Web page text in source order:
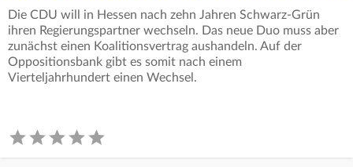
Die CDU will in Hessen nach zehn Jahren Schwarz-Grün
ihren Regierungspartner wechseln. Das neue Duo muss aber
zunächst einen Koalitionsvertrag aushandeln. Auf der
Oppositionsbank gibt es somit nach einem
Vierteljahrhundert einen Wechsel.